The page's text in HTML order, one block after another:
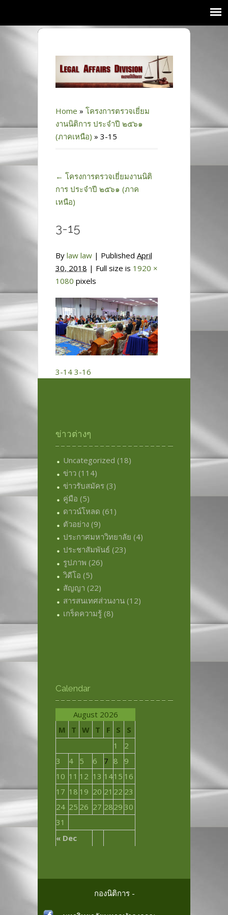
Home » โครงการตรวจเยี่ยม
งานนิติการ ประจำปี ๒๕๖๑
(ภาคเหนือ) » 3-15
← โครงการตรวจเยี่ยมงานนิติ
การ ประจำปี ๒๕๖๑ (ภาค
เหนือ)
3-15
By law law | Published April
30, 2018 | Full size is 1920 ×
1080 pixels
3-14 3-16
ข่าวต่างๆ
Uncategorized (18)
ข่าว (114)
ข่าวรับสมัคร (3)
คู่มือ (5)
ดาวน์โหลด (61)
ตัวอย่าง (9)
ประกาศมหาวิทยาลัย (4)
ประชาสัมพันธ์ (23)
รูปภาพ (26)
วิดีโอ (5)
สัญญา (22)
สารสนเทศส่วนงาน (12)
เกร็ดความรู้ (8)
Calendar
August 2026
M
T W T F S S
« Dec
1
2
3
4 5 6 7 8
9
10 11 12 13 1415 16
17 18 19 20 21 22 23
24 25 26 27 2829 30
31
กองนิติการ -